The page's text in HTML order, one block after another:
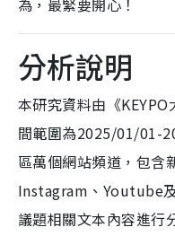
為，最緊要開心！
分析說明
本研究資料由《
間範圍為2025/01/01-
區萬個網站頻道，包含
Instagram、Youtube
議題相關文本內容進行